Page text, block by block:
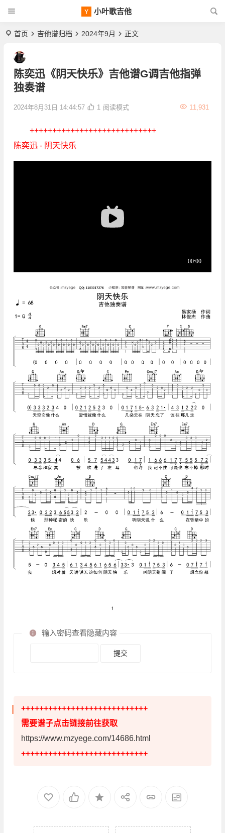
小叶歌吉他
首页 吉他谱归档 2024年9月 正文
陈奕迅《阴天快乐》吉他谱G调吉他指弹
独奏谱
2024年8月31日 14:44:57 11,931
1 阅读模式
++++++++++++++++++++++++++++
陈奕迅 - 阴天快乐
输入密码查看隐藏内容
++++++++++++++++++++++++++++
需要谱子点击链接前往获取
https://www.mzyege.com/14686.html
++++++++++++++++++++++++++++